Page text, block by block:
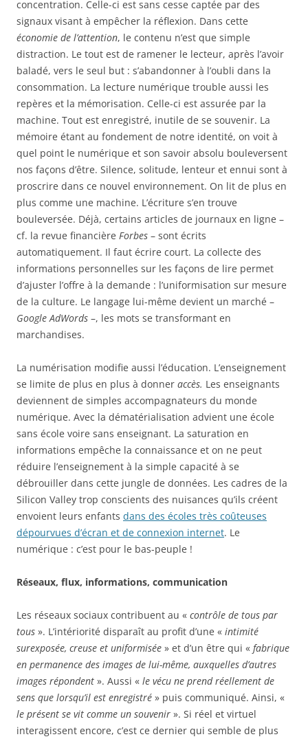
concentration. Celle-ci est sans cesse captée par des
signaux visant à empêcher la réflexion. Dans cette
économie de l’attention, le contenu n’est que simple
distraction. Le tout est de ramener le lecteur, après l’avoir
baladé, vers le seul but : s’abandonner à l’oubli dans la
consommation. La lecture numérique trouble aussi les
repères et la mémorisation. Celle-ci est assurée par la
machine. Tout est enregistré, inutile de se souvenir. La
mémoire étant au fondement de notre identité, on voit à
quel point le numérique et son savoir absolu bouleversent
nos façons d’être. Silence, solitude, lenteur et ennui sont à
proscrire dans ce nouvel environnement. On lit de plus en
plus comme une machine. L’écriture s’en trouve
bouleversée. Déjà, certains articles de journaux en ligne –
cf. la revue financière Forbes – sont écrits
automatiquement. Il faut écrire court. La collecte des
informations personnelles sur les façons de lire permet
d’ajuster l’offre à la demande : l’uniformisation sur mesure
de la culture. Le langage lui-même devient un marché –
Google AdWords –, les mots se transformant en
marchandises.
La numérisation modifie aussi l’éducation. L’enseignement
se limite de plus en plus à donner accès. Les enseignants
deviennent de simples accompagnateurs du monde
numérique. Avec la dématérialisation advient une école
sans école voire sans enseignant. La saturation en
informations empêche la connaissance et on ne peut
réduire l’enseignement à la simple capacité à se
débrouiller dans cette jungle de données. Les cadres de la
Silicon Valley trop conscients des nuisances qu’ils créent
envoient leurs enfants dans des écoles très coûteuses
dépourvues d’écran et de connexion internet. Le
numérique : c’est pour le bas-peuple !
Réseaux, flux, informations, communication
Les réseaux sociaux contribuent au « contrôle de tous par
tous ». L’intériorité disparaît au profit d’une « intimité
surexposée, creuse et uniformisée » et d’un être qui « fabrique
en permanence des images de lui-même, auxquelles d’autres
images répondent ». Aussi « le vécu ne prend réellement de
sens que lorsqu’il est enregistré » puis communiqué. Ainsi, «
le présent se vit comme un souvenir ». Si réel et virtuel
interagissent encore, c’est ce dernier qui semble de plus